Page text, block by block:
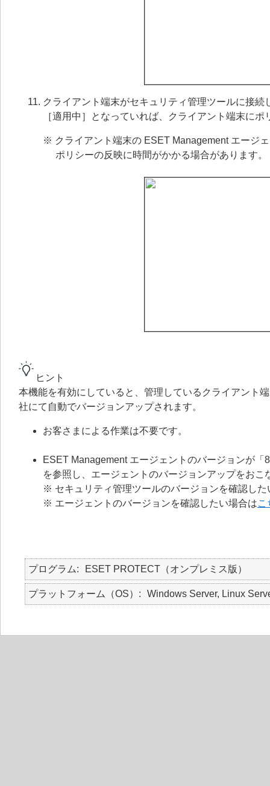
クライアント端末がセキュリティ管理ツールに接
［適用中］となっていれば、クライアント端末に
※ クライアント端末の ESET Management エージ
ポリシーの反映に時間がかかる場合があります。
ヒント
本機能を有効にしていると、管理しているクライアント
社にて自動でバージョンアップされます。
お客さまによる作業は不要です。
ESET Management エージェントのバージョンが
を参照し、エージェントのバージョンアップをおこ
※ セキュリティ管理ツールのバージョンを確認した
※ エージェントのバージョンを確認したい場合はこ
プログラム ESET PROTECT（オンプレミス版）
プラットフォーム（OS） Windows Server, Linux